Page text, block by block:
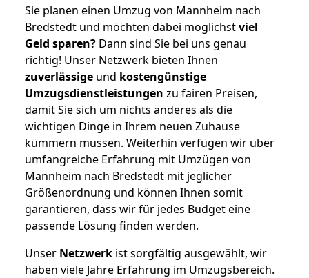
Sie planen einen Umzug von Mannheim nach
Bredstedt und möchten dabei möglichstviel
Geld sparen? Dann sind Sie bei uns genau
richtig! Unser Netzwerk bieten Ihnen
zuverlässige und kostengünstige
Umzugsdienstleistungen zu fairen Preisen,
damit Sie sich um nichts anderes als die
wichtigen Dinge in Ihrem neuen Zuhause
kümmern müssen. Weiterhin verfügen wir über
umfangreiche Erfahrung mit Umzügen von
Mannheim nach Bredstedt mit jeglicher
Größenordnung und können Ihnen somit
garantieren, dass wir für jedes Budget eine
passende Lösung finden werden.
Unser Netzwerk ist sorgfältig ausgewählt, wir
haben viele Jahre Erfahrung im Umzugsbereich.